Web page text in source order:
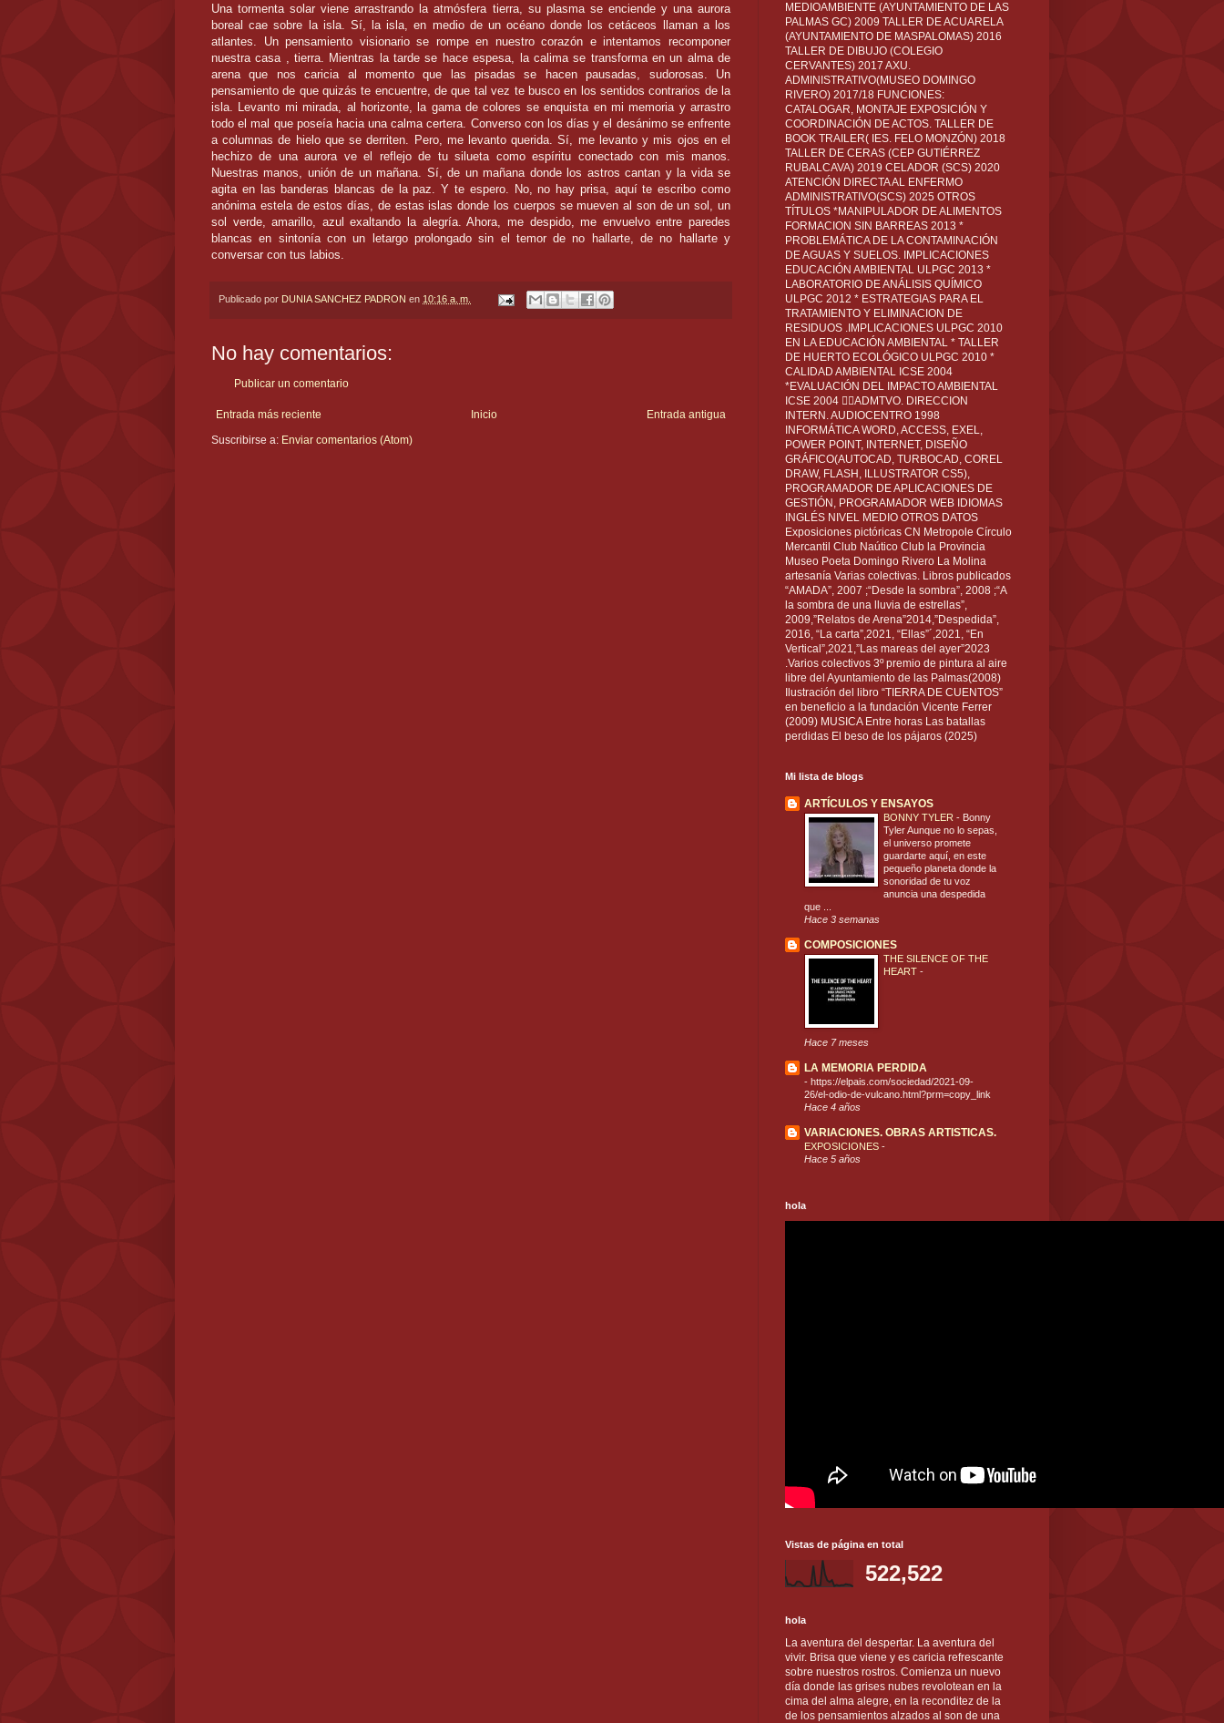
Una tormenta solar viene arrastrando la atmósfera tierra, su plasma se enciende y una aurora
boreal cae sobre la isla. Sí, la isla, en medio de un océano donde los cetáceos llaman a los
atlantes. Un pensamiento visionario se rompe en nuestro corazón e intentamos recomponer
nuestra casa , tierra. Mientras la tarde se hace espesa, la calima se transforma en un alma de
arena que nos caricia al momento que las pisadas se hacen pausadas, sudorosas. Un
pensamiento de que quizás te encuentre, de que tal vez te busco en los sentidos contrarios de la
isla. Levanto mi mirada, al horizonte, la gama de colores se enquista en mi memoria y arrastro
todo el mal que poseía hacia una calma certera. Converso con los días y el desánimo se enfrente
a columnas de hielo que se derriten. Pero, me levanto querida. Sí, me levanto y mis ojos en el
hechizo de una aurora ve el reflejo de tu silueta como espíritu conectado con mis manos.
Nuestras manos, unión de un mañana. Sí, de un mañana donde los astros cantan y la vida se
agita en las banderas blancas de la paz. Y te espero. No, no hay prisa, aquí te escribo como
anónima estela de estos días, de estas islas donde los cuerpos se mueven al son de un sol, un
sol verde, amarillo, azul exaltando la alegría. Ahora, me despido, me envuelvo entre paredes
blancas en sintonía con un letargo prolongado sin el temor de no hallarte, de no hallarte y
conversar con tus labios.
Publicado por DUNIA SANCHEZ PADRON en 10:16 a. m.
No hay comentarios:
Publicar un comentario
Entrada más reciente Entrada antigua
Inicio
Suscribirse a: Enviar comentarios (Atom)
MEDIOAMBIENTE (AYUNTAMIENTO DE LAS
PALMAS GC) 2009 TALLER DE ACUARELA
(AYUNTAMIENTO DE MASPALOMAS) 2016
TALLER DE DIBUJO (COLEGIO
CERVANTES) 2017 AXU.
ADMINISTRATIVO(MUSEO DOMINGO
RIVERO) 2017/18 FUNCIONES:
CATALOGAR, MONTAJE EXPOSICIÓN Y
COORDINACIÓN DE ACTOS. TALLER DE
BOOK TRAILER( IES. FELO MONZÓN) 2018
TALLER DE CERAS (CEP GUTIÉRREZ
RUBALCAVA) 2019 CELADOR (SCS) 2020
ATENCIÓN DIRECTA AL ENFERMO
ADMINISTRATIVO(SCS) 2025 OTROS
TÍTULOS *MANIPULADOR DE ALIMENTOS
FORMACION SIN BARREAS 2013 *
PROBLEMÁTICA DE LA CONTAMINACIÓN
DE AGUAS Y SUELOS. IMPLICACIONES
EDUCACIÓN AMBIENTAL ULPGC 2013 *
LABORATORIO DE ANÁLISIS QUÍMICO
ULPGC 2012 * ESTRATEGIAS PARA EL
TRATAMIENTO Y ELIMINACION DE
RESIDUOS .IMPLICACIONES ULPGC 2010
EN LA EDUCACIÓN AMBIENTAL * TALLER
DE HUERTO ECOLÓGICO ULPGC 2010 *
CALIDAD AMBIENTAL ICSE 2004
*EVALUACIÓN DEL IMPACTO AMBIENTAL
ICSE 2004 ADMTVO. DIRECCION
INTERN. AUDIOCENTRO 1998
INFORMÁTICA WORD, ACCESS, EXEL,
POWER POINT, INTERNET, DISEÑO
GRÁFICO(AUTOCAD, TURBOCAD, COREL
DRAW, FLASH, ILLUSTRATOR CS5),
PROGRAMADOR DE APLICACIONES DE
GESTIÓN, PROGRAMADOR WEB IDIOMAS
INGLÉS NIVEL MEDIO OTROS DATOS
Exposiciones pictóricas CN Metropole Círculo
Mercantil Club Naútico Club la Provincia
Museo Poeta Domingo Rivero La Molina
artesanía Varias colectivas. Libros publicados
“AMADA”, 2007 ;“Desde la sombra”, 2008 ;“A
la sombra de una lluvia de estrellas”,
2009,”Relatos de Arena”2014,”Despedida”,
2016, “La carta”,2021, “Ellas”´,2021, “En
Vertical”,2021,”Las mareas del ayer”2023
.Varios colectivos 3º premio de pintura al aire
libre del Ayuntamiento de las Palmas(2008)
Ilustración del libro “TIERRA DE CUENTOS”
en beneficio a la fundación Vicente Ferrer
(2009) MUSICA Entre horas Las batallas
perdidas El beso de los pájaros (2025)
Mi lista de blogs
ARTÍCULOS Y ENSAYOS
BONNY TYLER - Bonny
Tyler Aunque no lo sepas,
el universo promete
guardarte aquí, en este
pequeño planeta donde la
sonoridad de tu voz
anuncia una despedida
que ...
Hace 3 semanas
COMPOSICIONES
THE SILENCE OF THE
HEART -
Hace 7 meses
LA MEMORIA PERDIDA
- https://elpais.com/sociedad/2021-09-
26/el-odio-de-vulcano.html?prm=copy_link
Hace 4 años
VARIACIONES. OBRAS ARTISTICAS.
EXPOSICIONES -
Hace 5 años
hola
Vistas de página en total
522,522
hola
La aventura del despertar. La aventura del
vivir. Brisa que viene y es caricia refrescante
sobre nuestros rostros. Comienza un nuevo
día donde las grises nubes revolotean en la
cima del alma alegre, en la reconditez de la
de los pensamientos alzados al son de una